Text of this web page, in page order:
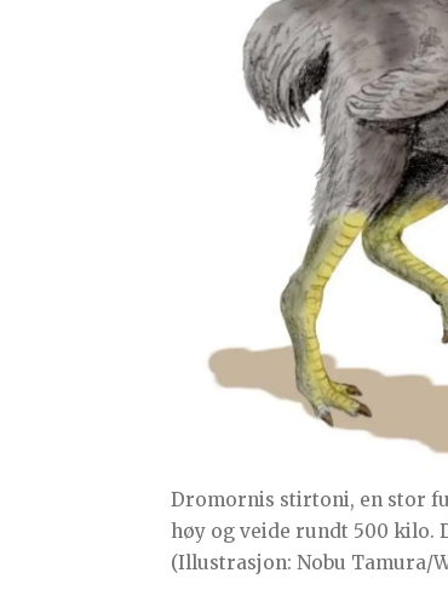
Dromornis stirtoni, en stor
høy og veide rundt 500 kilo.
(Illustrasjon: Nobu Tamura/